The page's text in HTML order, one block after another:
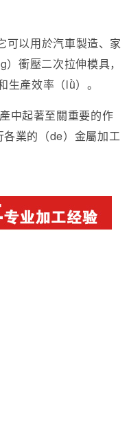
可以用於汽車製造、家
衝壓二次拉伸模具，
產效率（lǜ）。
中起著至關重要的作
業的（de）金屬加工